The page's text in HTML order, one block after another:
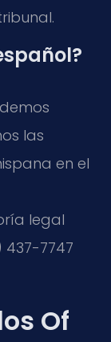
las
en el
legal
7747
Of